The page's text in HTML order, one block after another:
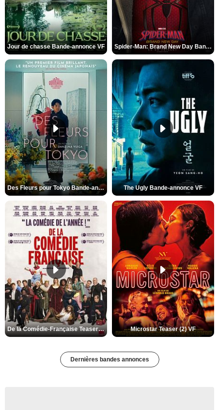
Jour de chasse Bande-annonce VF Spider-Man: Brand New Day Bande-annonce (3) VO STFR
Des Fleurs pour Tokyo Bande-annonce VO STFR The Ugly Bande-annonce VF
De la Comédie-Française Teaser (3) VF Microstar Teaser (2) VF
Dernières bandes annonces